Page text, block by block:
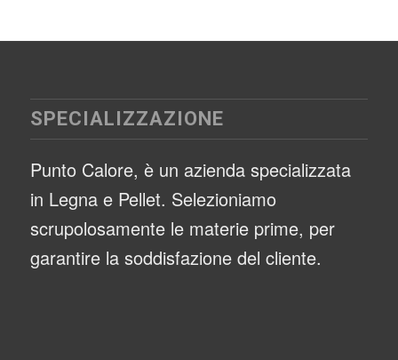
SPECIALIZZAZIONE
Punto Calore, è un azienda specializzata
in Legna e Pellet. Selezioniamo
scrupolosamente le materie prime, per
garantire la soddisfazione del cliente.